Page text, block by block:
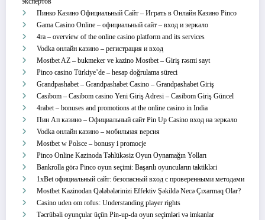
Пинко Казино Официальный Сайт – Играть в Онлайн Казино Pinco
Gama Casino Online – официальный сайт – вход и зеркало
4ra – overview of the online casino platform and its services
Vodka онлайн казино – регистрация и вход
Mostbet AZ – bukmeker ve kazino Mostbet – Giriş rəsmi sayt
Pinco casino Türkiye’de – hesap doğrulama süreci
Grandpashabet – Grandpashabet Casino – Grandpashabet Giriş
Casibom – Casibom casino Yeni Giriş Adresi – Casibom Giriş Güncel
4rabet – bonuses and promotions at the online casino in India
Пин Ап казино – Официальный сайт Pin Up Casino вход на зеркало
Vodka онлайн казино – мобильная версия
Mostbet w Polsce – bonusy i promocje
Pinco Online Kazinoda Təhlükəsiz Oyun Oynamağın Yolları
Bankrolla görə Pinco oyun seçimi: Başarılı oyuncuların taktikləri
1xBet официальный сайт: безопасный вход с проверенными методами
Mostbet Kazinodan Qələbələrinizi Effektiv Şəkildə Necə Çıxarmaq Olar?
Casino uden om rofus: Understanding player rights
Təcrübəli oyunçular üçün Pin-up-da oyun seçimləri və imkanlar